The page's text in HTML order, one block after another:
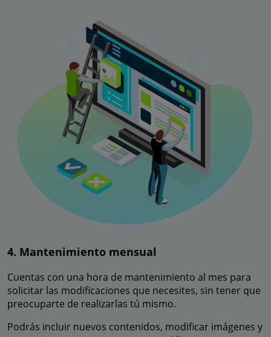
4. Mantenimiento mensual
Cuentas con una hora de mantenimiento al mes para
solicitar las modificaciones que necesites, sin tener que
preocuparte de realizarlas tú mismo.
Podrás incluir nuevos contenidos, modificar imágenes y